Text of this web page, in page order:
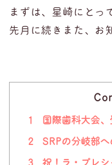
まずは、星崎にとっ
先月に続きまた、お
1
国際歯科大会
2
SRPの分岐部
3
祝！ラ・プレ